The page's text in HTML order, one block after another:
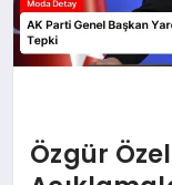
Özgür